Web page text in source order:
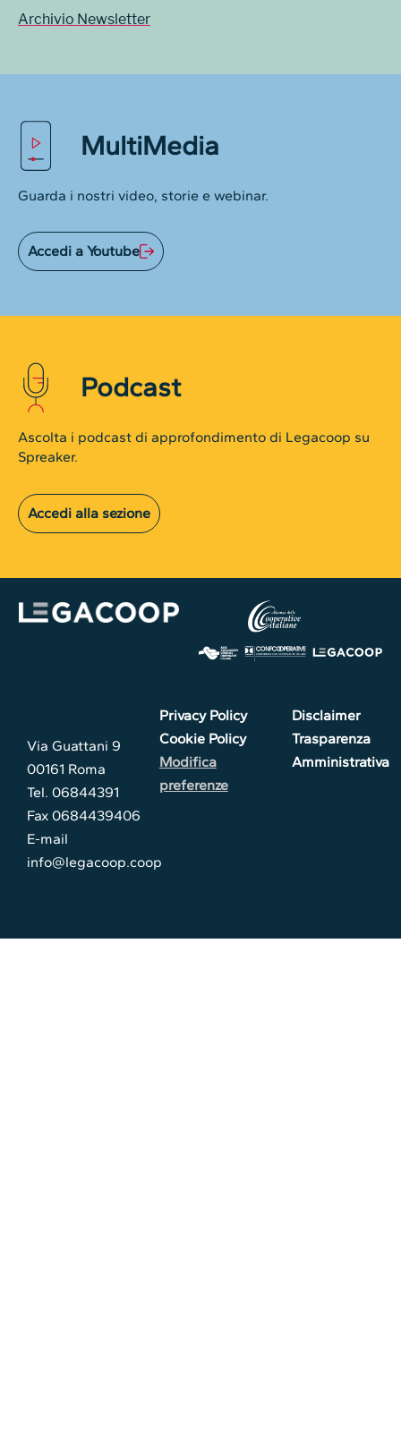
Archivio Newsletter
MultiMedia
Guarda i nostri video, storie e webinar.
Accedi a Youtube
Podcast
Ascolta i podcast di approfondimento di Legacoop su
Spreaker.
Accedi alla sezione
Via Guattani 9
00161 Roma
Tel. 06844391
Fax 0684439406
E-mail
info@legacoop.coop
Privacy Policy
Cookie Policy
Modifica
preferenze
Disclaimer
Trasparenza
Amministrativa